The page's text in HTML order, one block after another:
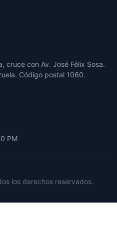
cruce con Av. José Félix Sosa.
Código postal 1060.
PM
los derechos reservados.